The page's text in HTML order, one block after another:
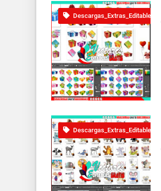
Descargas_Extras_Editable
Descargas_Extras_Editable